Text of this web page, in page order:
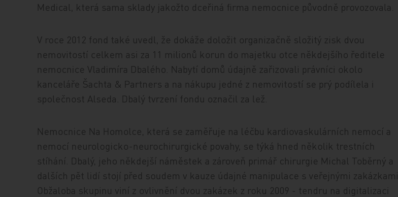
Medical, která sama sklady jakožto dceřiná firma nemocnice původně provozovala.
V roce 2012 fond také uvedl, že dokáže doložit organizačně složitý zisk dvou
nemovitostí celkem asi za 11 milionů korun do majetku otce někdejšího ředitele
nemocnice Vladimíra Dbalého. Nabytí domů údajně zařizovali právníci okolo
kanceláře Šachta & Partners a na nákupu jedné z nemovitostí se prý podílela i
společnost Alseda. Dbalý tvrzení fondu označil za lež.
Nemocnice Na Homolce, která se zaměřuje na léčbu kardiovaskulárních nemocí a
nemocí neurologicko-neurochirurgické povahy, se týká hned několik trestních
stíhání. Dbalý, jeho někdejší náměstek a zároveň primář chirurgie Michal Toběrný a
dalších pět lidí stojí před soudem v kauze údajné manipulace s veřejnými zakázkami.
Obžaloba skupinu viní z ovlivnění dvou zakázek z roku 2009 - tendru na digitalizaci